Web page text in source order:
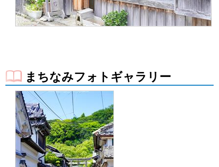
まちなみフォトギャラリー